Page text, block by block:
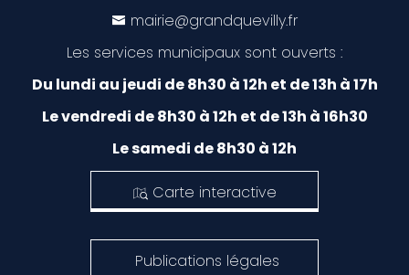
mairie@grandquevilly.fr
Les services municipaux sont ouverts :
Du lundi au jeudi de 8h30 à 12h et de 13h à 17h
Le vendredi de 8h30 à 12h et de 13h à 16h30
Le samedi de 8h30 à 12h
Carte interactive
Publications légales